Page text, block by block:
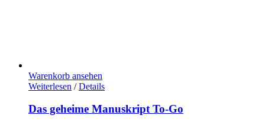
Warenkorb ansehen
Weiterlesen / Details
Das geheime Manuskript To-Go